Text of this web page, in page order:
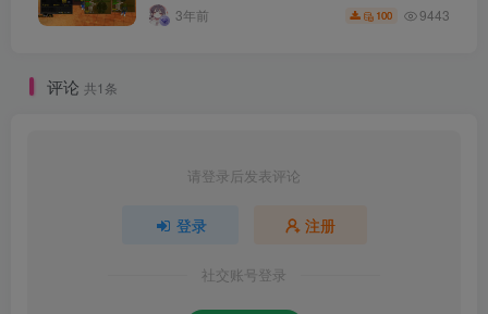
修版本-站长推荐+站长亲测
3年前 100 9443
评论 共1条
请登录后发表评论
登录 注册
社交账号登录